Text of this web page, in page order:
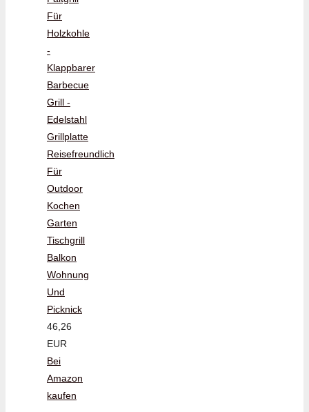
Für
Holzkohle
-
Klappbarer
Barbecue
Grill -
Edelstahl
Grillplatte
Reisefreundlich
Für
Outdoor
Kochen
Garten
Tischgrill
Balkon
Wohnung
Und
Picknick
46,26
EUR
Bei
Amazon
kaufen